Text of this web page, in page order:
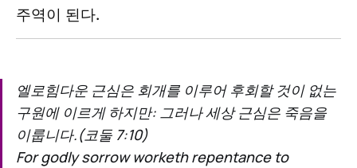
주역이 된다.
엘로힘다운 근심은 회개를 이루어 후회할 것이 없는
구원에 이르게 하지만: 그러나 세상 근심은 죽음을
이룹니다.(코둘 7:10)
For godly sorrow worketh repentance to